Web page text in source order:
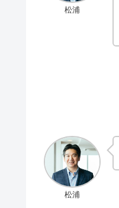
松浦
松浦